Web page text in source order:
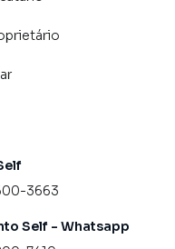
3663
Self - Whatsapp